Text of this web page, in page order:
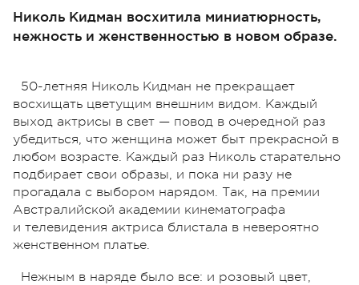
Николь Кидман восхитила миниатюрность,
нежность и женственностью в новом образе.
50-летняя Николь Кидман не прекращает
восхищать цветущим внешним видом. Каждый
выход актрисы в свет — повод в очередной раз
убедиться, что женщина может быт прекрасной в
любом возрасте. Каждый раз Николь старательно
подбирает свои образы, и пока ни разу не
прогадала с выбором нарядом. Так, на премии
Австралийской академии кинематографа
и телевидения актриса блистала в невероятно
женственном платье.
Нежным в наряде было все: и розовый цвет,